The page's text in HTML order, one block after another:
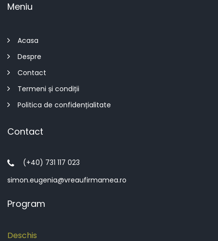
Meniu
Acasa
Despre
Contact
Termeni și condiții
Politica de confidențialitate
Contact
(+40) 731 117 023
simon.eugenia@vreaufirmamea.ro
Program
Deschis